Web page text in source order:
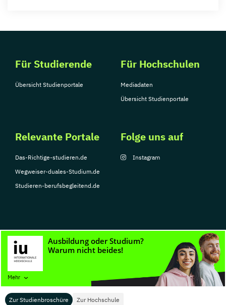
Zur Studienbroschüre Zur Hochschule
Mehr
Für Studierende
Übersicht Studienportale
Für Hochschulen
Mediadaten
Übersicht Studienportale
Relevante Portale
Das-Richtige-studieren.de
Wegweiser-duales-Studium.de
Studieren-berufsbegleitend.de
Folge uns auf
Instagram
© Copyright 2026, TarGroup Media GmbH
Nutzungsbedingungen